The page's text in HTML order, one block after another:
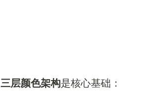
三层颜色架构是核心基础：